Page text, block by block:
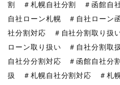
割 ＃札幌自社分割 ＃函館自
自社ローン札幌 ＃自社ロー
社分割対応 ＃自社分割取り
ローン取り扱い ＃自社分割
自社分分割対応 ＃函館自社分
扱 ＃札幌自社分割対応 ＃札